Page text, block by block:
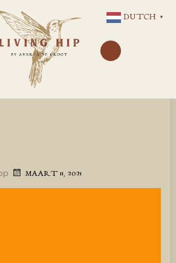
NAAR
DE
INHOUD
MAART 11, 2021
DUTCH ▼